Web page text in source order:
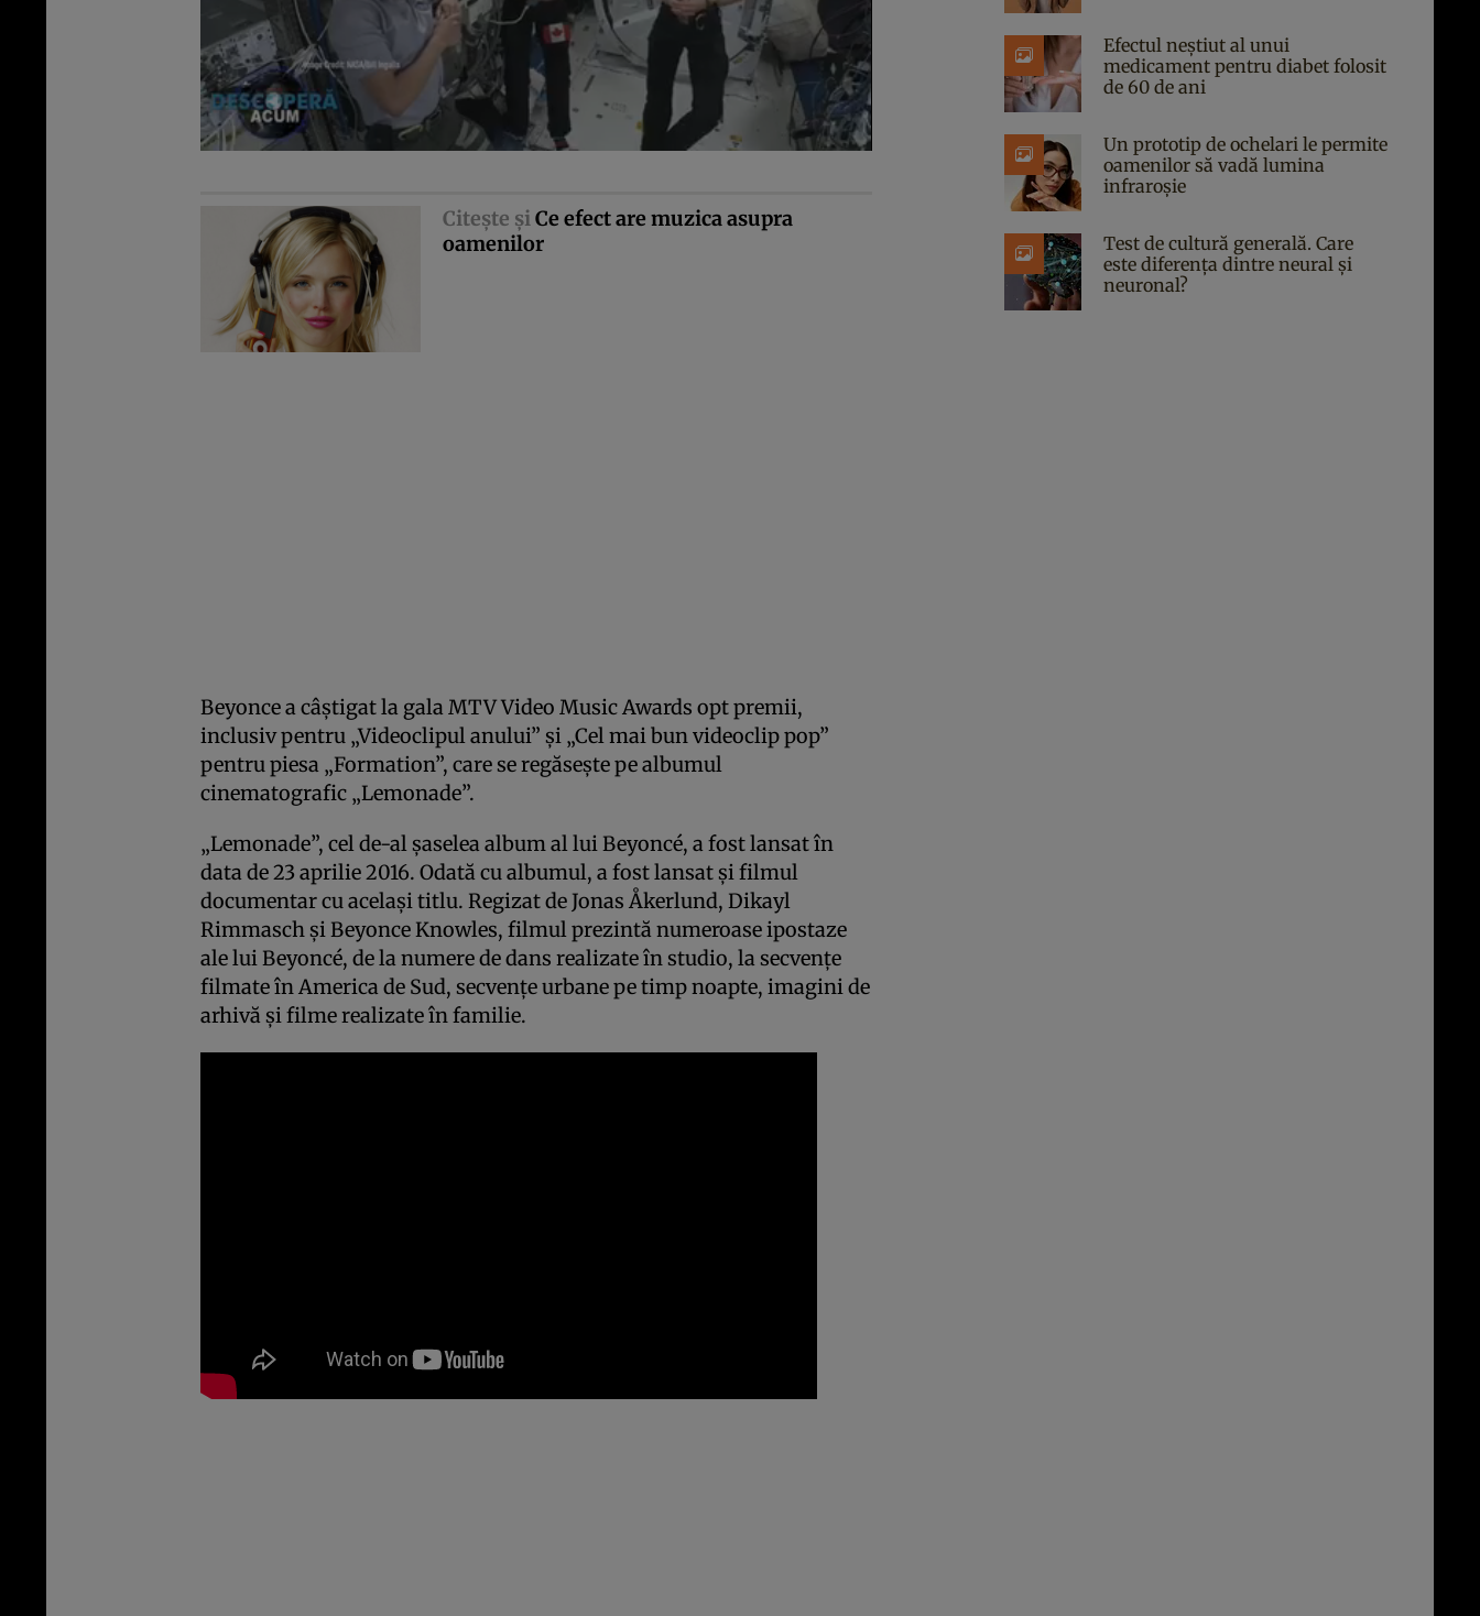
Citeşte şiCe efect are muzica asupra
oamenilor
Beyonce a câştigat la gala MTV Video Music Awards opt premii,
inclusiv pentru „Videoclipul anului” şi „Cel mai bun videoclip pop”
pentru piesa „Formation”, care se regăseşte pe albumul
cinematografic „Lemonade”.
„Lemonade”, cel de-al şaselea album al lui Beyoncé, a fost lansat în
data de 23 aprilie 2016. Odată cu albumul, a fost lansat şi filmul
documentar cu acelaşi titlu. Regizat de Jonas Åkerlund, Dikayl
Rimmasch şi Beyonce Knowles, filmul prezintă numeroase ipostaze
ale lui Beyoncé, de la numere de dans realizate în studio, la secvenţe
filmate în America de Sud, secvenţe urbane pe timp noapte, imagini de
arhivă şi filme realizate în familie.
Efectul neștiut al unui
medicament pentru diabet folosit
de 60 de ani
Un prototip de ochelari le permite
oamenilor să vadă lumina
infraroșie
Test de cultură generală. Care
este diferența dintre neural și
neuronal?